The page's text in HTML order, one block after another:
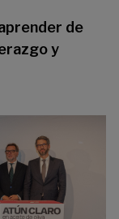
de
y